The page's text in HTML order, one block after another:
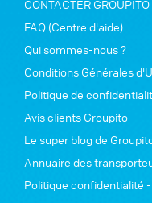
CONTACTER GROUPITO
FAQ (Centre d'aide)
Qui sommes-nous ?
Conditions Générales
Politique de
Avis clients Groupito
Le super blog de
Annuaire des
Politique confidentialité